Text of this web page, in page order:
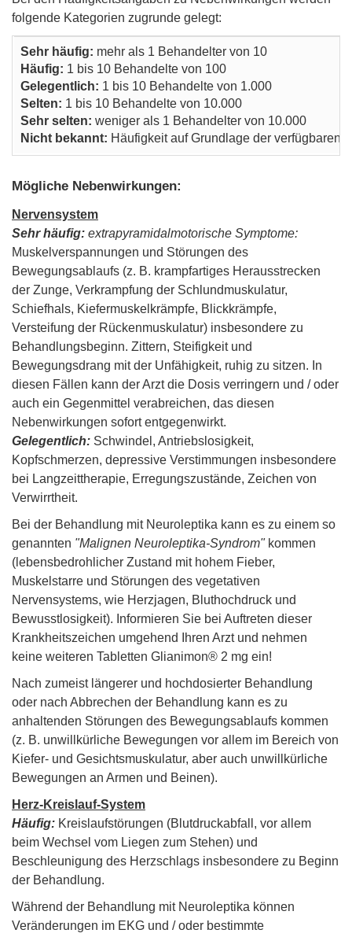
folgende Kategorien zugrunde gelegt:
Sehr häufig: mehr als 1 Behandelter von 10
Häufig: 1 bis 10 Behandelte von 100
Gelegentlich: 1 bis 10 Behandelte von 1.000
Selten: 1 bis 10 Behandelte von 10.000
Sehr selten: weniger als 1 Behandelter von 10.000
Nicht bekannt: Häufigkeit auf Grundlage der verfügbaren
Mögliche Nebenwirkungen:
Nervensystem
Sehr häufig: extrapyramidalmotorische Symptome:
Muskelverspannungen und Störungen des
Bewegungsablaufs (z. B. krampfartiges Herausstrecken
der Zunge, Verkrampfung der Schlundmuskulatur,
Schiefhals, Kiefermuskelkrämpfe, Blickkrämpfe,
Versteifung der Rückenmuskulatur) insbesondere zu
Behandlungsbeginn. Zittern, Steifigkeit und
Bewegungsdrang mit der Unfähigkeit, ruhig zu sitzen. In
diesen Fällen kann der Arzt die Dosis verringern und / oder
auch ein Gegenmittel verabreichen, das diesen
Nebenwirkungen sofort entgegenwirkt.
Gelegentlich: Schwindel, Antriebslosigkeit,
Kopfschmerzen, depressive Verstimmungen insbesondere
bei Langzeittherapie, Erregungszustände, Zeichen von
Verwirrtheit.
Bei der Behandlung mit Neuroleptika kann es zu einem so
genannten "Malignen Neuroleptika-Syndrom"kommen
(lebensbedrohlicher Zustand mit hohem Fieber,
Muskelstarre und Störungen des vegetativen
Nervensystems, wie Herzjagen, Bluthochdruck und
Bewusstlosigkeit). Informieren Sie bei Auftreten dieser
Krankheitszeichen umgehend Ihren Arzt und nehmen
keine weiteren Tabletten Glianimon® 2 mg ein!
Nach zumeist längerer und hochdosierter Behandlung
oder nach Abbrechen der Behandlung kann es zu
anhaltenden Störungen des Bewegungsablaufs kommen
(z. B. unwillkürliche Bewegungen vor allem im Bereich von
Kiefer- und Gesichtsmuskulatur, aber auch unwillkürliche
Bewegungen an Armen und Beinen).
Herz-Kreislauf-System
Häufig: Kreislaufstörungen (Blutdruckabfall, vor allem
beim Wechsel vom Liegen zum Stehen) und
Beschleunigung des Herzschlags insbesondere zu Beginn
der Behandlung.
Während der Behandlung mit Neuroleptika können
Veränderungen im EKG und / oder bestimmte